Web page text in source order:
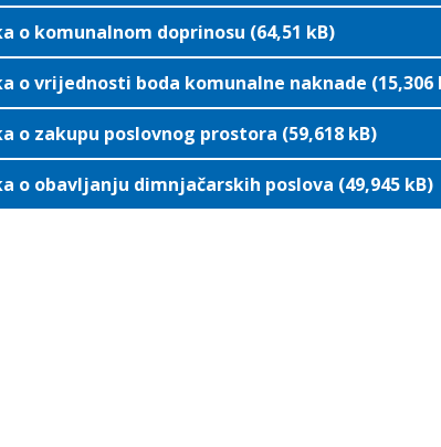
o komunalnom doprinosu (64,51 kB)
o vrijednosti boda komunalne naknade (15,306
o zakupu poslovnog prostora (59,618 kB)
o obavljanju dimnjačarskih poslova (49,945 kB)